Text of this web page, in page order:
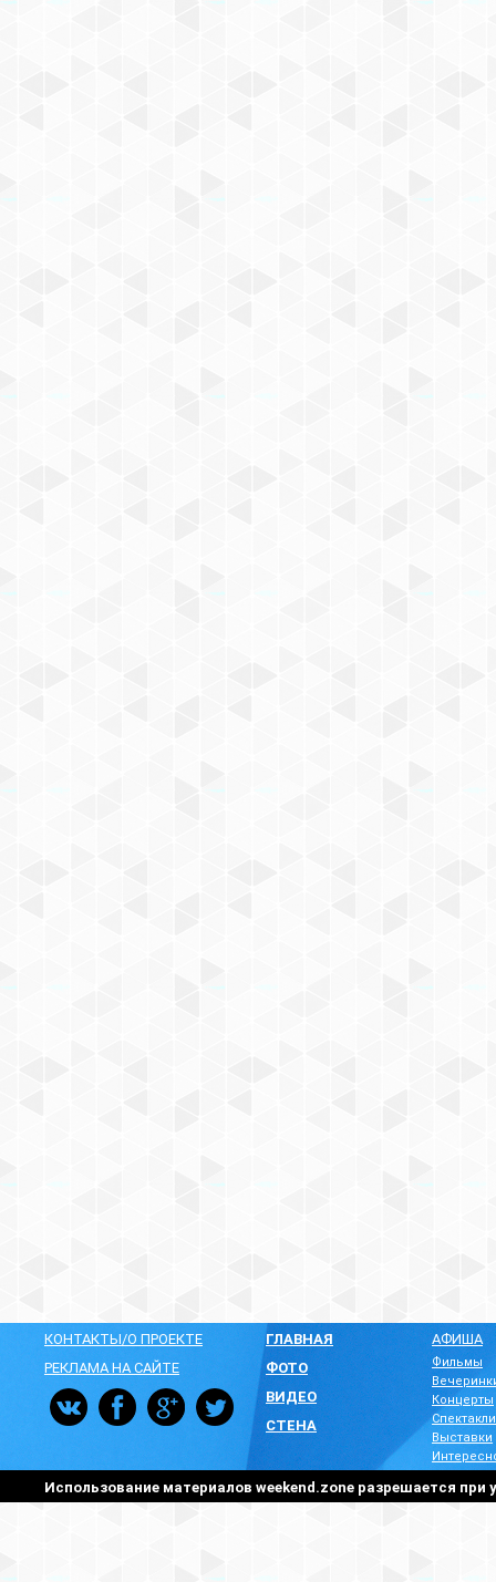
КОНТАКТЫ/О ПРОЕКТЕ
РЕКЛАМА НА САЙТЕ
ГЛАВНАЯ
ФОТО
ВИДЕО
СТЕНА
АФИША
Фильмы
Концерты
Спектакли
Выставки
Использование материалов weekend.zone разрешается